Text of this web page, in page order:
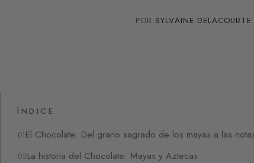
POR SYLVAINE DELACOURTE
ÍNDICE
El Chocolate: Del grano sagrado de los mayas a las
La historia del Chocolate: Mayas y Aztecas